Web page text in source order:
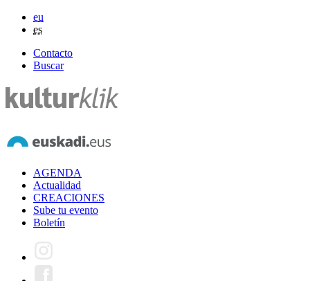
eu
es
Contacto
Buscar
AGENDA
Actualidad
CREACIONES
Sube tu evento
Boletín